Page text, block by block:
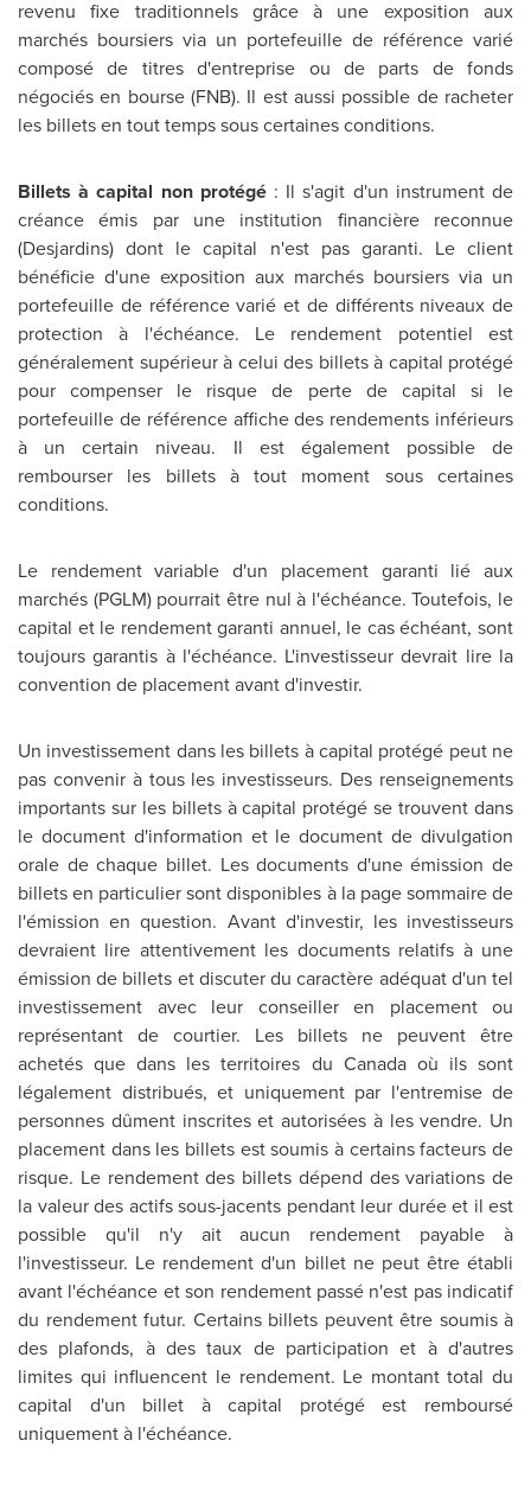
revenu fixe traditionnels grâce à une exposition aux
marchés boursiers via un portefeuille de référence varié
composé de titres d'entreprise ou de parts de fonds
négociés en bourse (FNB). Il est aussi possible de racheter
les billets en tout temps sous certaines conditions.
Billets à capital non protégé : Il s'agit d'un instrument de
créance émis par une institution financière reconnue
(Desjardins) dont le capital n'est pas garanti. Le client
bénéficie d'une exposition aux marchés boursiers via un
portefeuille de référence varié et de différents niveaux de
protection à l'échéance. Le rendement potentiel est
généralement supérieur à celui des billets à capital protégé
pour compenser le risque de perte de capital si le
portefeuille de référence affiche des rendements inférieurs
à un certain niveau. Il est également possible de
rembourser les billets à tout moment sous certaines
conditions.
Le rendement variable d'un placement garanti lié aux
marchés (PGLM) pourrait être nul à l'échéance. Toutefois, le
capital et le rendement garanti annuel, le cas échéant, sont
toujours garantis à l'échéance. L'investisseur devrait lire la
convention de placement avant d'investir.
Un investissement dans les billets à capital protégé peut ne
pas convenir à tous les investisseurs. Des renseignements
importants sur les billets à capital protégé se trouvent dans
le document d'information et le document de divulgation
orale de chaque billet. Les documents d'une émission de
billets en particulier sont disponibles à la page sommaire de
l'émission en question. Avant d'investir, les investisseurs
devraient lire attentivement les documents relatifs à une
émission de billets et discuter du caractère adéquat d'un tel
investissement avec leur conseiller en placement ou
représentant de courtier. Les billets ne peuvent être
achetés que dans les territoires du Canadaoù ils sont
légalement distribués, et uniquement par l'entremise de
personnes dûment inscrites et autorisées à les vendre. Un
placement dans les billets est soumis à certains facteurs de
risque. Le rendement des billets dépend des variations de
la valeur des actifs sous-jacents pendant leur durée et il est
possible qu'il n'y ait aucun rendement payable à
l'investisseur. Le rendement d'un billet ne peut être établi
avant l'échéance et son rendement passé n'est pas indicatif
du rendement futur. Certains billets peuvent être soumis à
des plafonds, à des taux de participation et à d'autres
limites qui influencent le rendement. Le montant total du
capital d'un billet à capital protégé est remboursé
uniquement à l'échéance.